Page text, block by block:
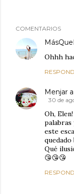
COMENTARIOS
Ohhh
Menjar
30 de
Oh,
este
Qué
😘😘😘